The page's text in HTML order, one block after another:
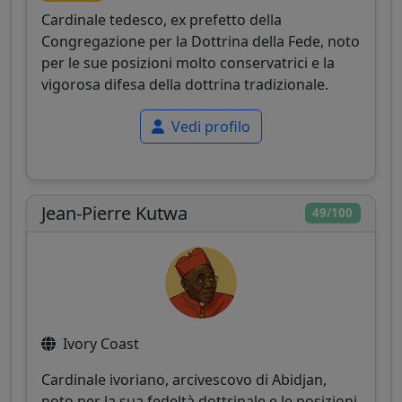
Cardinale tedesco, ex prefetto della
Congregazione per la Dottrina della Fede, noto
per le sue posizioni molto conservatrici e la
vigorosa difesa della dottrina tradizionale.
Vedi profilo
49/100
Jean-Pierre Kutwa
Ivory Coast
Cardinale ivoriano, arcivescovo di Abidjan,